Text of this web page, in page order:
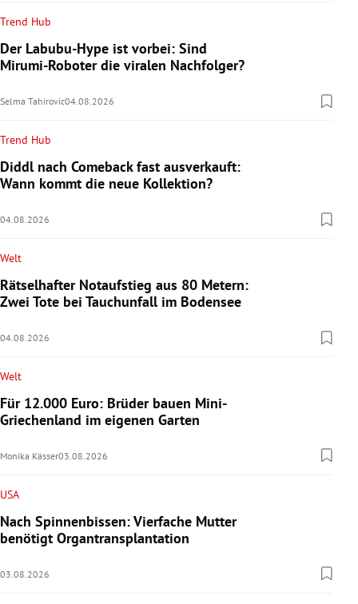
Trend Hub
Der Labubu-Hype ist vorbei: Sind
Mirumi-Roboter die viralen Nachfolger?
Selma Tahirovic04.08.2026
Trend Hub
Diddl nach Comeback fast ausverkauft:
Wann kommt die neue Kollektion?
04.08.2026
Welt
Rätselhafter Notaufstieg aus 80 Metern:
Zwei Tote bei Tauchunfall im Bodensee
04.08.2026
Welt
Für 12.000 Euro: Brüder bauen Mini-
Griechenland im eigenen Garten
Monika Kässer03.08.2026
USA
Nach Spinnenbissen: Vierfache Mutter
benötigt Organtransplantation
03.08.2026